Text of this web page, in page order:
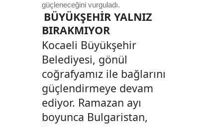
güçleneceğini vurguladı.
BÜYÜKŞEHİR YALNIZ
BIRAKMIYOR
Kocaeli Büyükşehir
Belediyesi, gönül
coğrafyamız ile bağlarını
güçlendirmeye devam
ediyor. Ramazan ayı
boyunca Bulgaristan,